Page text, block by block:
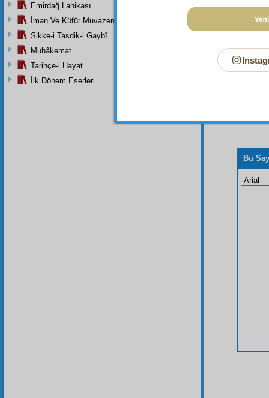
Bu
Emirdağ Lahikası
İman Ve Küfür Muvazeneleri
Sikke-i Tasdik-i Gaybî
Muhâkemat
Tarihçe-i Hayat
İlk Dönem Eserleri